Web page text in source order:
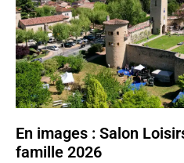
En images : Salon
famille 2026